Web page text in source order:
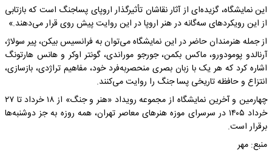
این نمایشگاه، گزیده‌ای از آثار نقاشان تأثیرگذار اروپای پساجنگ است که بازتابی
از این رویکردهای سه‌گانه در هنر اروپا در این روایت پیش روی قرار می‌دهند.»
از جمله هنرمندان حاضر در این نمایشگاه می‌توان به فرانسیس بیکن، پیر سولاژ،
آرنالدو پومودورو، ماکس بکمن، جورجو موراندی، گونتر اوکر و هانس هارتونگ
اشاره کرد که هر یک با زبان بصری منحصربه‌فرد خود، مفاهیم تراژدی، بازسازی،
انتزاع و حافظه‌ تاریخی پسا جنگ را روایت می‌کنند.
چهارمین و آخرین نمایشگاه از مجموعه رویداد «هنر و جنگ» از ۱۸ خرداد تا ۲۷
خرداد ۱۴۰۵ در سرسرای موزه هنرهای معاصر تهران، همه روزه به جز دوشنبه‌ها
برقرار است.
منبع: مهر